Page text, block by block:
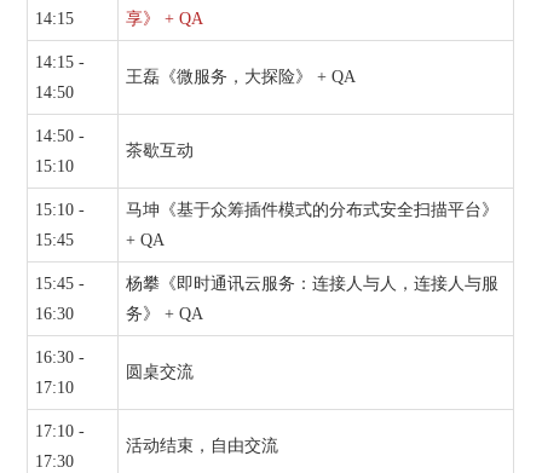
14:15
享》 + QA
14:15 -
14:50
王磊《微服务，大探险》 + QA
14:50 -
15:10
茶歇互动
15:10 -
15:45
马坤《基于众筹插件模式的分布式安全扫描平台》
+ QA
15:45 -
16:30
杨攀《即时通讯云服务：连接人与人，连接人与服
务》 + QA
16:30 -
17:10
圆桌交流
17:10 -
17:30
活动结束，自由交流